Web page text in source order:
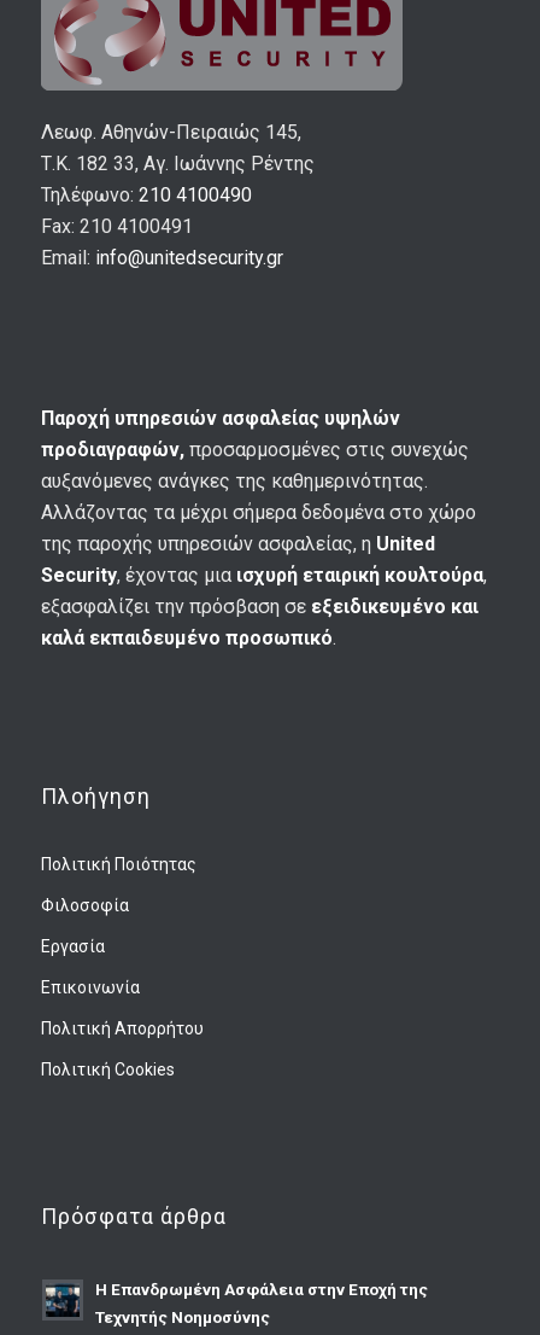
Λεωφ. Αθηνών-Πειραιώς 145,
Τ.Κ. 182 33, Αγ. Ιωάννης Ρέντης
Τηλέφωνο: 210 4100490
Fax: 210 4100491
Email: info@unitedsecurity.gr
Παροχή υπηρεσιών ασφαλείας υψηλών
προδιαγραφών,προσαρμοσμένες στις συνεχώς
αυξανόμενες ανάγκες της καθημερινότητας.
Αλλάζοντας τα μέχρι σήμερα δεδομένα στο χώρο
της παροχής υπηρεσιών ασφαλείας, η United
Security, έχοντας μια ισχυρή εταιρική κουλτούρα,
εξασφαλίζει την πρόσβαση σε εξειδικευμένο και
καλά εκπαιδευμένο προσωπικό.
Πλοήγηση
Πολιτική Ποιότητας
Φιλοσοφία
Εργασία
Επικοινωνία
Πολιτική Απορρήτου
Πολιτική Cookies
Πρόσφατα άρθρα
Η Επανδρωμένη Ασφάλεια στην Εποχή της
Τεχνητής Νοημοσύνης